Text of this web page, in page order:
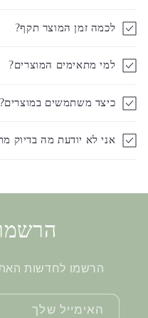
לכמה זמן המוצר תקף?
למי מתאימים המוצרים?
כיצד משתמשים במוצרים?
אני לא יודעת מה בדיוק
הרשמו לחדשות
האימייל שלך